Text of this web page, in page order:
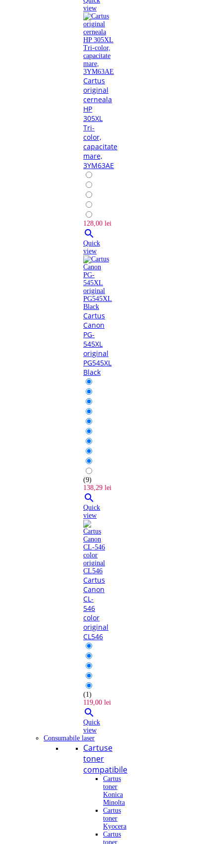
view
Cartus
original
cerneala
HP
305XL
Tri-
color,
capacitate
mare,
3YM63AE
128,00 lei

Quick
view
Cartus
Canon
PG-
545XL
original
PG545XL
Black
(9)
138,29 lei

Quick
view
Cartus
Canon
CL-
546
color
original
CL546
(1)
119,00 lei

Quick
view
Consumabile laser
Cartuse
toner
compatibile
Cartus
toner
Konica
Minolta
Cartus
toner
Kyocera
Cartus
toner